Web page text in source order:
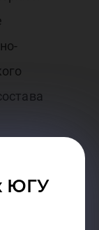
ЮГУ
и
с помощью